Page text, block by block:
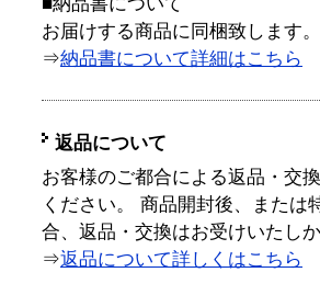
■納品書について
お届けする商品に同梱致します。
⇒納品書について詳細はこちら
返品について
お客様のご都合による返品・交
ください。 商品開封後、または
合、返品・交換はお受けいたし
⇒返品について詳しくはこちら